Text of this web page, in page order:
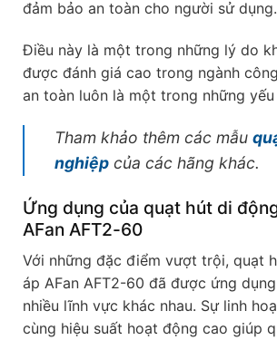
đảm bảo an toàn cho người sử dụng.
Điều này là một trong những lý do
được đánh giá cao trong ngành
an toàn luôn là một trong những
Tham khảo thêm các mẫu
nghiệp của các hãng khác.
Ứng dụng của quạt hút di
AFan AFT2-60
Với những đặc điểm vượt trội, quạt
áp AFan AFT2-60 đã được ứng
nhiều lĩnh vực khác nhau. Sự linh
cùng hiệu suất hoạt động cao giúp